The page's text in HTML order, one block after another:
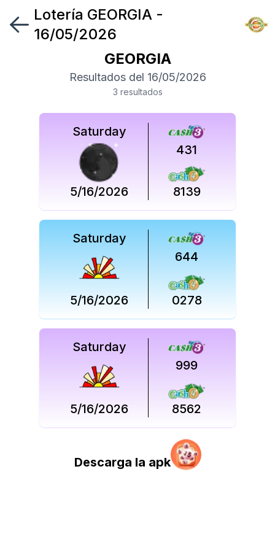
Síguenos
en
Lotería GEORGIA-
16/05/2026
GEORGIA
Resultados del 16/05/2026
3 resultados
Saturday
5/16/2026
431
8139
Saturday
5/16/2026
644
0278
Saturday
5/16/2026
999
8562
Descarga la apk